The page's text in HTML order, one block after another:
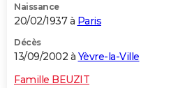
Naissance
20/02/1937 à Paris
Décès
13/09/2002 à Yèvre-la-Ville
Famille BEUZIT